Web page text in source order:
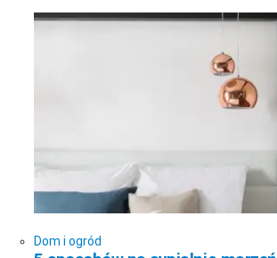
Dom i ogród